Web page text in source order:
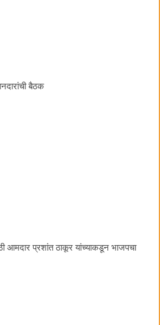
बैठक
आमदार प्रशांत ठाकूर यांच्याकडून भाजपचा